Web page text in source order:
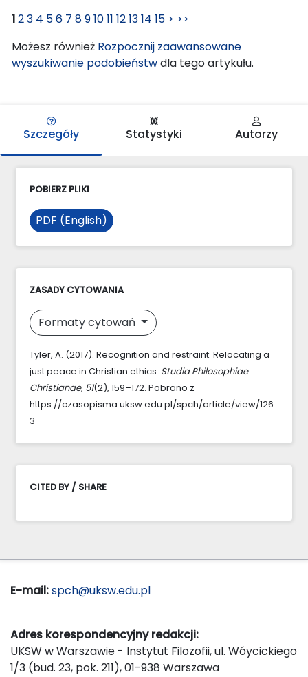
123 4 56 7 891011 121314 15 > >>
Możesz również Rozpocznij zaawansowane
wyszukiwanie podobieństwdla tego artykułu.
Szczegóły Statystyki Autorzy
POBIERZ PLIKI
PDF (English)
ZASADY CYTOWANIA
Formaty cytowań
Tyler, A. (2017). Recognition and restraint: Relocating a
just peace in Christian ethics. Studia Philosophiae
Christianae, 51(2), 159–172. Pobrano z
https://czasopisma.uksw.edu.pl/spch/article/view/126
3
CITED BY / SHARE
E-mail:spch@uksw.edu.pl
Adres korespondencyjny redakcji:
UKSW w Warszawie - Instytut Filozofii, ul. Wóycickiego
1/3 (bud. 23, pok. 211), 01-938 Warszawa